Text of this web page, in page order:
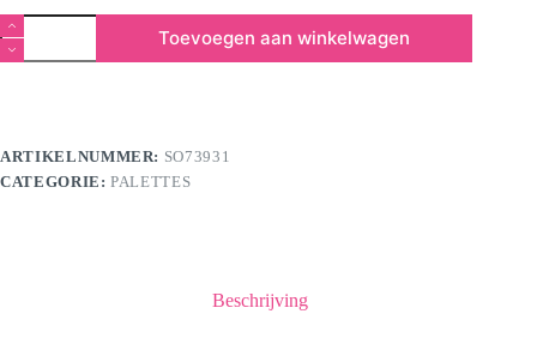
Magnetisch
Palette
Layer
Toevoegen aan winkelwagen
ARTIKELNUMMER: SO73931
CATEGORIE:PALETTES
Beschrijving